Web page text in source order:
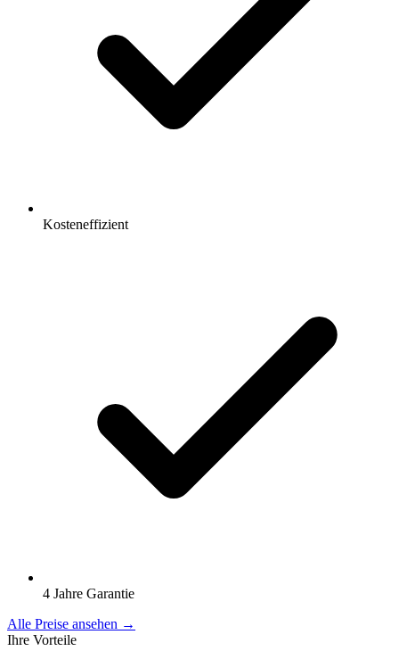
Kosteneffizient
4 Jahre Garantie
Alle Preise ansehen →
Ihre Vorteile